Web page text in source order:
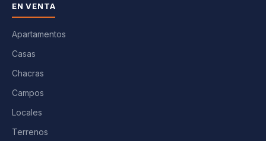
EN VENTA
Apartamentos
Casas
Chacras
Campos
Locales
Terrenos